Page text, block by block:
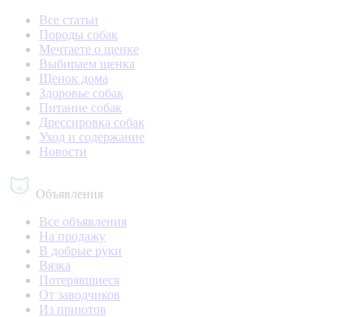
Все статьи
Породы собак
Мечтаете о щенке
Выбираем щенка
Щенок дома
Здоровье собак
Питание собак
Дрессировка собак
Уход и содержание
Новости
Объявления
Все объявления
На продажу
В добрые руки
Вязка
Потерявшиеся
От заводчиков
Из приютов